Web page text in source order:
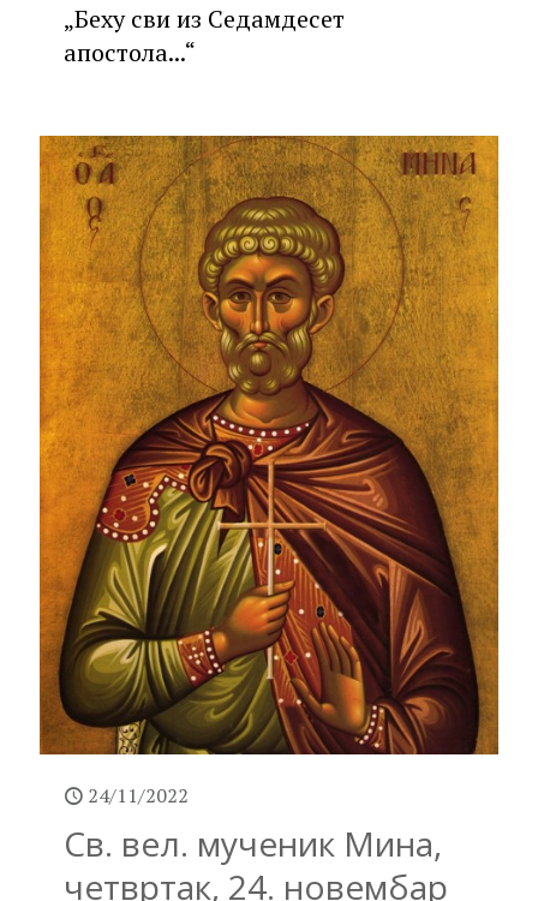
„Беху сви из Седамдесет
апостола...“
24/11/2022
Св. вел. мученик Мина,
четвртак, 24. новембар